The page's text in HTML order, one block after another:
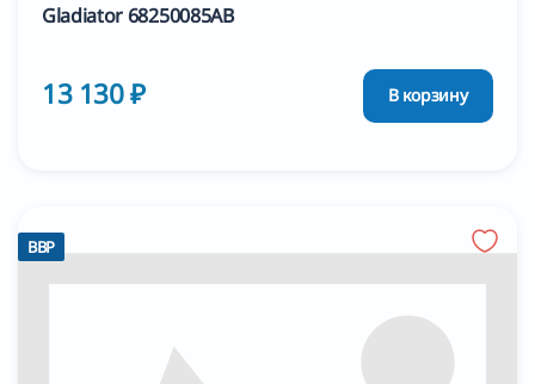
Gladiator 68250085AB
13 130 ₽ В корзину
BBP